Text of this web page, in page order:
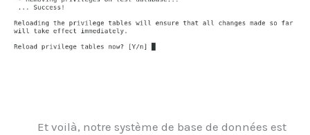
Et voilà, notre système de base de données est